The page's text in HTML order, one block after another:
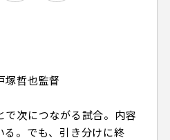
塚哲也監督
で次につながる試合。内容
る。でも、引き分けに終